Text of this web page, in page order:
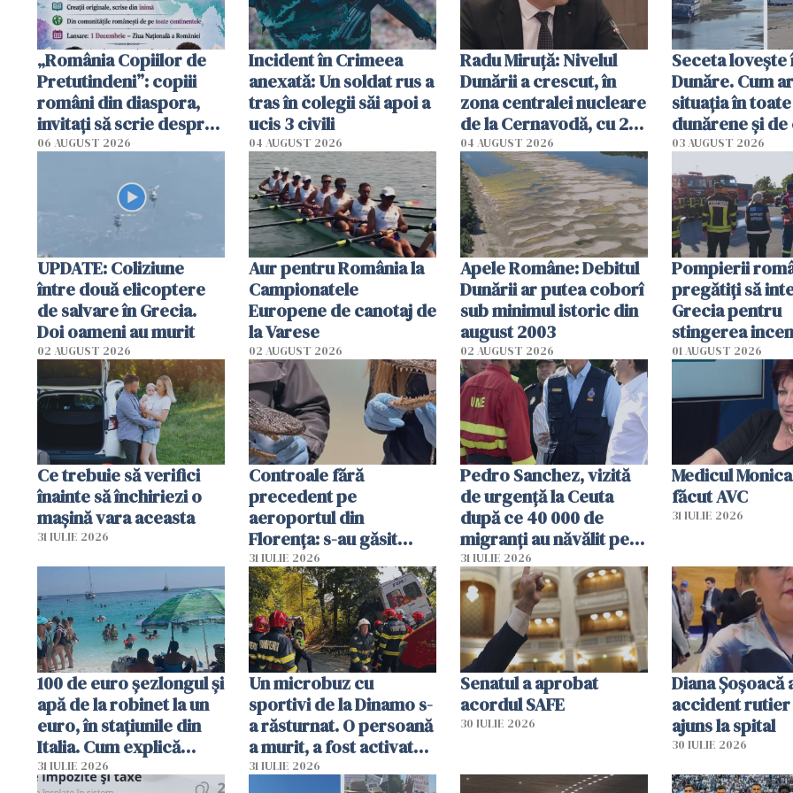
„România Copiilor de
Pretutindeni”: copiii
români din diaspora,
invitați să scrie despre
România într-un volum
06 AUGUST 2026
Incident în Crimeea
anexată: Un soldat rus a
tras în colegii săi apoi a
ucis 3 civili
04 AUGUST 2026
Radu Miruţă: Nivelul
Dunării a crescut, în
zona centralei nucleare
de la Cernavodă, cu 2
cm faţă de ziua trecută
04 AUGUST 2026
Seceta
Dunăre. Cum
situația în
dunărene și de
România
efectele, deși a
în iulie
03 AUGUST 2026
UPDATE: Coliziune
între două elicoptere
de salvare în Grecia.
Doi oameni au murit
02 AUGUST 2026
Aur pentru România la
Campionatele
Europene de canotaj de
la Varese
02 AUGUST 2026
Apele Române: Debitul
Dunării ar putea coborî
sub minimul istoric din
august 2003
02 AUGUST 2026
Pompierii
pregătiţi să
Grecia pentru
stingerea
01 AUGUST 2026
Ce trebuie să verifici
înainte să închiriezi o
mașină vara aceasta
31 IULIE 2026
Controale fără
precedent pe
aeroportul din
Florența: s-au găsit
capete de aligator și o
sumă imensă de bani
31 IULIE 2026
Pedro Sanchez, vizită
de urgență la Ceuta
după ce 40 000 de
migranți au năvălit pe
teritoriul spaniol: „Vom
mobiliza toate
resursele"
31 IULIE 2026
Medicul
făcut AVC
31 IULIE 2026
100 de euro șezlongul și
apă de la robinet la un
euro, în stațiunile din
Italia. Cum explică
autoritățile
31 IULIE 2026
Un microbuz cu
sportivi de la Dinamo s-
a răsturnat. O persoană
a murit, a fost activat
planul roșu de
31 IULIE 2026
Senatul a aprobat
acordul SAFE
30 IULIE 2026
Diana Șoșoacă
accident rutier
ajuns la spital
30 IULIE 2026